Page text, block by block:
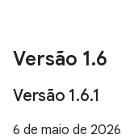
Versão 1.6
Versão 1.6.1
6 de maio de 2026